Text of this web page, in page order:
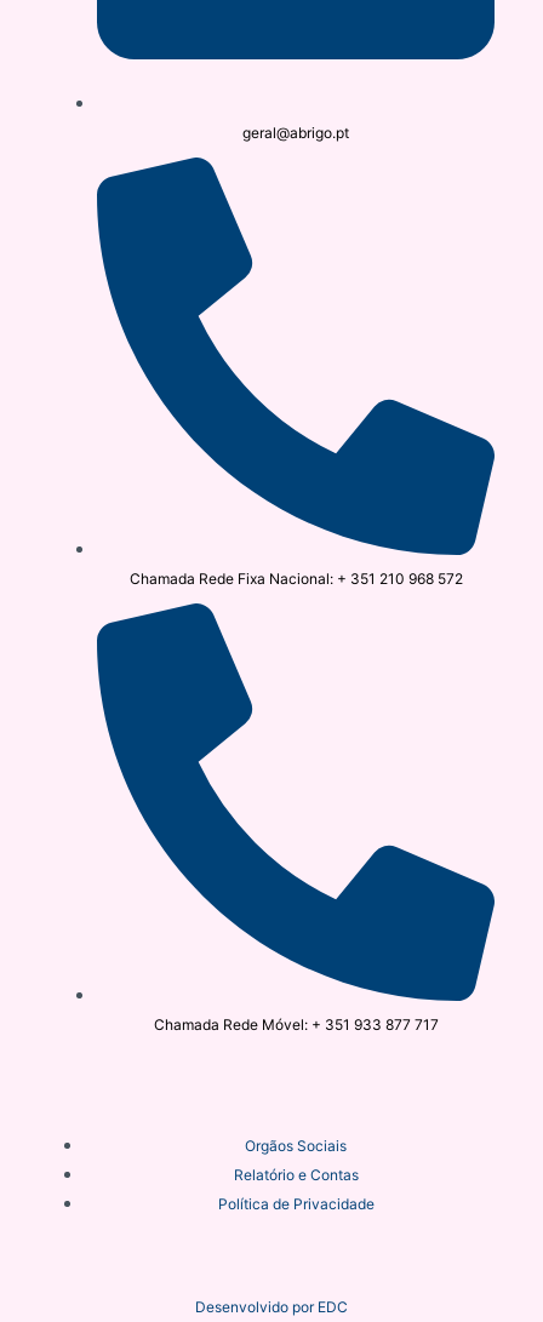
geral@abrigo.pt
Chamada Rede Fixa Nacional: + 351 210 968 572
Chamada Rede Móvel: + 351 933 877 717
Orgãos Sociais
Relatório e Contas
Política de Privacidade
Desenvolvido por EDC